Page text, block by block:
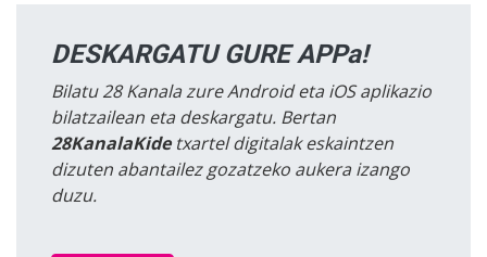
DESKARGATU GURE APPa!
Bilatu 28 Kanala zure Android eta iOS aplikazio
bilatzailean eta deskargatu. Bertan
28KanalaKidetxartel digitalak eskaintzen
dizuten abantailez gozatzeko aukera izango
duzu.